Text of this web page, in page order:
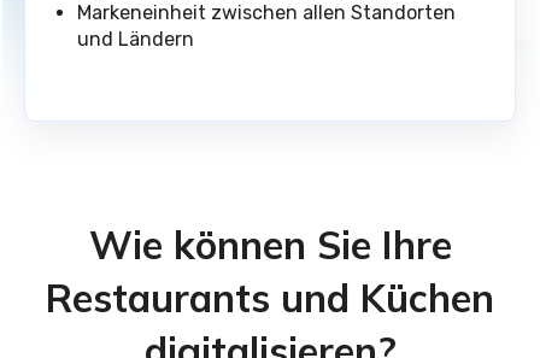
Markeneinheit zwischen allen Standorten
und Ländern
Wie können Sie Ihre
Restaurants und Küchen